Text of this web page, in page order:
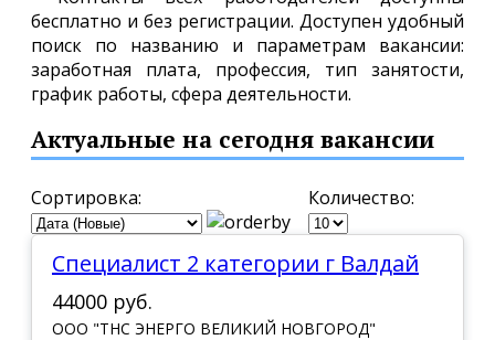
бесплатно и без регистрации. Доступен удобный
поиск по названию и параметрам вакансии:
заработная плата, профессия, тип занятости,
график работы, сфера деятельности.
Актуальные на сегодня вакансии
Сортировка: Количество:
Специалист 2 категории г Валдай
44000 руб.
ООО "ТНС ЭНЕРГО ВЕЛИКИЙ НОВГОРОД"